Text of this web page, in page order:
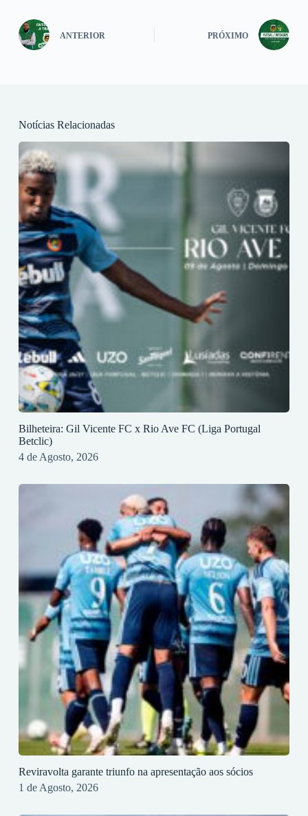
ANTERIOR PRÓXIMO
Notícias Relacionadas
Bilheteira: Gil Vicente FC x Rio Ave FC (Liga Portugal
Betclic)
4 de Agosto, 2026
Reviravolta garante triunfo na apresentação aos sócios
1 de Agosto, 2026